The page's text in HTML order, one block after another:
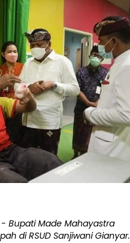
- Bupati Made Mahayastra
di RSUD Sanjiwani Gianyar.